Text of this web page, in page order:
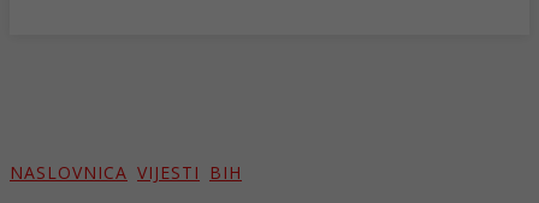
NASLOVNICA VIJESTI BIH